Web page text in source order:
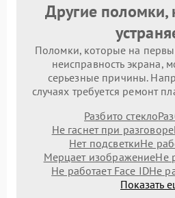
Другие
Поломки, которые на
неисправность экрана,
серьезные причины.
случаях требуется ремонт
Разбито стекло
Не гаснет при разговоре
Нет подсветкиНе
Мерцает изображениеНе
Не работает Face IDНе
Показать